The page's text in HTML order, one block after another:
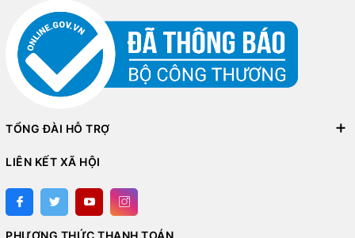
TỔNG ĐÀI HỖ TRỢ
LIÊN KẾT XÃ HỘI
PHƯƠNG THỨC THANH TOÁN